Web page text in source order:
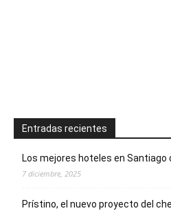
Entradas recientes
Los mejores hoteles en Santiago
7 diciembre, 2025
Prístino, el nuevo proyecto del